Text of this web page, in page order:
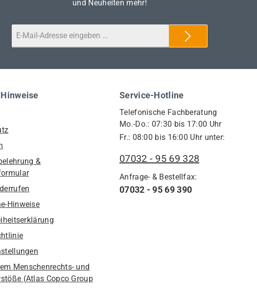
und Neuheiten mehr!
Service-Hotline
Telefonische Fachberatung
Mo.-Do.: 07:30 bis 17:00 Uhr
Fr.: 08:00 bis 16:00 Uhr unter:
07032 - 95 69 328
Anfrage- & Bestellfax:
07032 - 95 69 390
&
Hinweise
Menschenrechts- und
(Atlas Copco Group